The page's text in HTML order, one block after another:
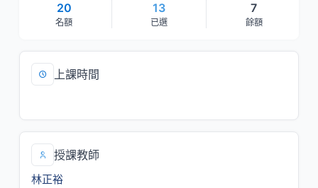
20
名額
13
已選
7
餘額
上課時間
授課教師
林正裕